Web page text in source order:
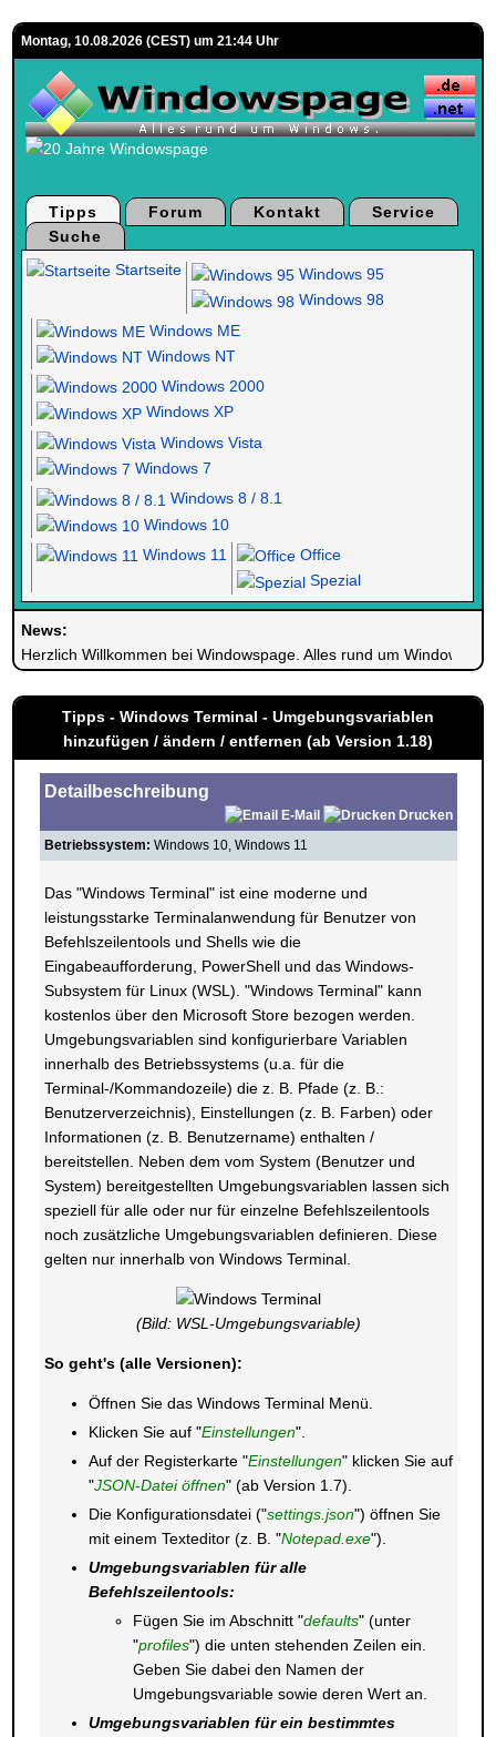
Montag, 10.08.2026 (CEST) um 21:44 Uhr
Tipps Forum Kontakt
Service
Suche
Startseite
Windows 95
Windows 98
Windows ME
Windows NT
Windows 2000
Windows XP
Windows Vista
Windows 7
Windows 8 / 8.1
Windows 10
Windows 11
Office
Spezial
News:
Herzlich Willkommen bei Windowspage. Alles rund um Windows.
Tipps - Windows Terminal - Umgebungsvariablen
hinzufügen / ändern / entfernen (ab Version 1.18)
Detailbeschreibung
E-Mail
Drucken
Betriebssystem: Windows 10, Windows 11
Das "Windows Terminal" ist eine moderne und
leistungsstarke Terminalanwendung für Benutzer von
Befehlszeilentools und Shells wie die
Eingabeaufforderung, PowerShell und das Windows-
Subsystem für Linux (WSL). "Windows Terminal" kann
kostenlos über den Microsoft Store bezogen werden.
Umgebungsvariablen sind konfigurierbare Variablen
innerhalb des Betriebssystems (u.a. für die
Terminal-/Kommandozeile) die z. B. Pfade (z. B.:
Benutzerverzeichnis), Einstellungen (z. B. Farben) oder
Informationen (z. B. Benutzername) enthalten /
bereitstellen. Neben dem vom System (Benutzer und
System) bereitgestellten Umgebungsvariablen lassen sich
speziell für alle oder nur für einzelne Befehlszeilentools
noch zusätzliche Umgebungsvariablen definieren. Diese
gelten nur innerhalb von Windows Terminal.
(Bild: WSL-Umgebungsvariable)
So geht's (alle Versionen):
Öffnen Sie das Windows Terminal Menü.
Klicken Sie auf "Einstellungen".
Auf der Registerkarte "Einstellungen" klicken Sie auf
"JSON-Datei öffnen" (ab Version 1.7).
Die Konfigurationsdatei ("settings.json") öffnen Sie
mit einem Texteditor (z. B. "Notepad.exe").
Umgebungsvariablen für alle
Befehlszeilentools:
Fügen Sie im Abschnitt "defaults" (unter
"profiles") die unten stehenden Zeilen ein.
Geben Sie dabei den Namen der
Umgebungsvariable sowie deren Wert an.
Umgebungsvariablen für ein bestimmtes